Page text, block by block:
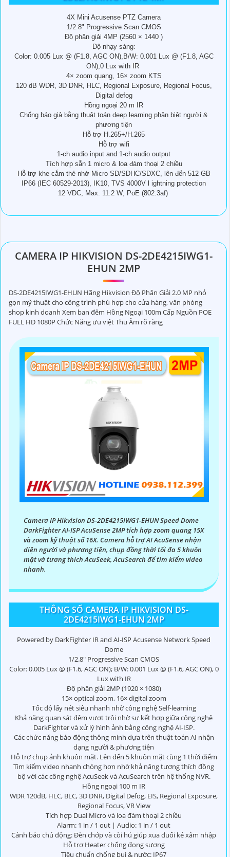
4X Mini Acusense PTZ Camera
1/2.8" Progressive Scan CMOS
Độ phân giải 4MP (2560 × 1440 )
Độ nhạy sáng:
Color: 0.005 Lux @ (F1.8, AGC ON),B/W: 0.001 Lux @ (F1.8, AGC
ON),0 Lux with IR
4× zoom quang, 16× zoom KTS
120 dB WDR, 3D DNR, HLC, Regional Exposure, Regional Focus,
Digital defog
Hồng ngoại 20 m IR
Chống báo giả bằng thuật toán deep learning phân biệt người &
phương tiện
Hỗ trợ H.265+/H.265
Hỗ trợ wifi
1-ch audio input and 1-ch audio output
Tích hợp sẵn 1 micro & loa đàm thoại 2 chiều
Hỗ trợ khe cắm thẻ nhớ Micro SD/SDHC/SDXC, lên đến 512 GB
IP66 (IEC 60529-2013), IK10, TVS 4000V l ightning protection
12 VDC, Max. 11.2 W; PoE (802.3af)
CAMERA IP HIKVISION DS-2DE4215IWG1-
EHUN 2MP
DS-2DE4215IWG1-EHUN Hãng Hikvision Độ Phân Giải 2.0 MP nhỏ
gọn mỹ thuật cho công trình phù hợp cho cửa hàng, văn phòng
shop kinh doanh Xem ban đêm Hồng Ngoại 100m Cấp Nguồn POE
FULL HD 1080P Chức Năng ưu việt Thu Âm rõ ràng
Camera IP Hikvision DS-2DE4215IWG1-EHUN Speed Dome
DarkFighter AI-ISP AcuSense 2MP tích hợp zoom quang 15X
và zoom kỹ thuật số 16X. Camera hỗ trợ AI AcuSense nhận
diện người và phương tiện, chụp đồng thời tối đa 5 khuôn
mặt và tương thích AcuSeek, AcuSearch để tìm kiếm video
nhanh.
THÔNG SỐ CAMERA IP HIKVISION DS-
2DE4215IWG1-EHUN 2MP
Powered by DarkFighter IR and AI-ISP Acusense Network Speed
Dome
1/2.8" Progressive Scan CMOS
Color: 0.005 Lux @ (F1.6, AGC ON); B/W: 0.001 Lux @ (F1.6, AGC ON), 0
Lux with IR
Độ phân giải 2MP (1920 × 1080)
15× optical zoom, 16× digital zoom
Tốc độ lấy nét siêu nhanh nhờ công nghệ Self-learning
Khả năng quan sát đêm vượt trội nhờ sự kết hợp giữa công nghệ
DarkFighter và xử lý hình ảnh bằng công nghệ AI-ISP.
Các chức năng báo động thông minh dựa trên thuật toán AI nhận
dạng người & phương tiện
Hỗ trợ chụp ảnh khuôn mặt. Lên đến 5 khuôn mặt cùng 1 thời điểm
Tìm kiếm video nhanh chóng hơn nhờ khả năng tương thích đồng
bộ với các công nghệ AcuSeek và AcuSearch trên hệ thống NVR.
Hồng ngoại 100 m IR
WDR 120dB, HLC, BLC, 3D DNR, Digital Defog, EIS, Regional Exposure,
Regional Focus, VR View
Tích hợp Dual Micro và loa đàm thoại 2 chiều
Alarm: 1 in / 1 out | Audio: 1 in / 1 out
Cảnh báo chủ động: Đèn chớp và còi hú giúp xua đuổi kẻ xâm nhập
Hỗ trợ Heater chống đọng sương
Tiêu chuẩn chống bụi & nước: IP67